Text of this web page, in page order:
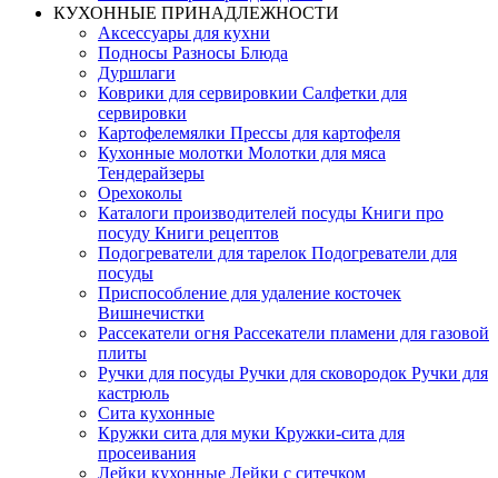
КУХОННЫЕ ПРИНАДЛЕЖНОСТИ
Аксессуары для кухни
Подносы Разносы Блюда
Дуршлаги
Коврики для сервировкии Cалфетки для
сервировки
Картофелемялки Прессы для картофеля
Кухонные молотки Молотки для мяса
Тендерайзеры
Орехоколы
Каталоги производителей посуды Книги про
посуду Книги рецептов
Подогреватели для тарелок Подогреватели для
посуды
Приспособление для удаление косточек
Вишнечистки
Рассекатели огня Рассекатели пламени для газовой
плиты
Ручки для посуды Ручки для сковородок Ручки для
кастрюль
Сита кухонные
Кружки сита для муки Кружки-сита для
просеивания
Лейки кухонные Лейки с ситечком